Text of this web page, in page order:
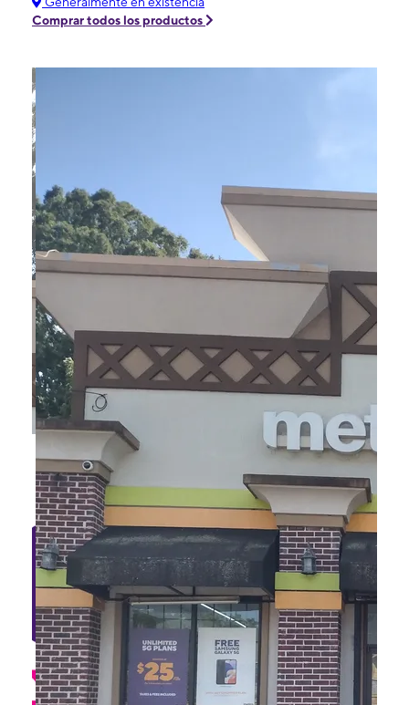
Comprar todos los productos